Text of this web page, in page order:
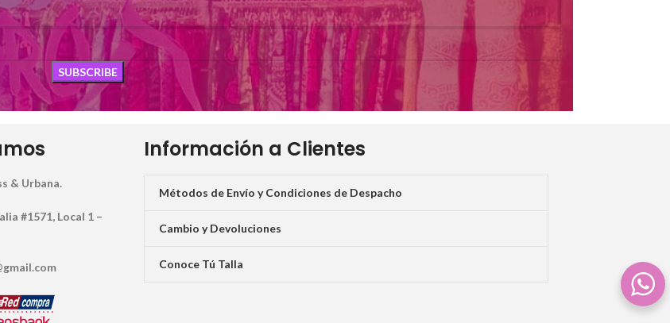
& Urbana.
#1571, Local 1 –
Información a Clientes
Métodos de Envío y Condiciones de Despacho
Cambio y Devoluciones
Conoce Tú Talla